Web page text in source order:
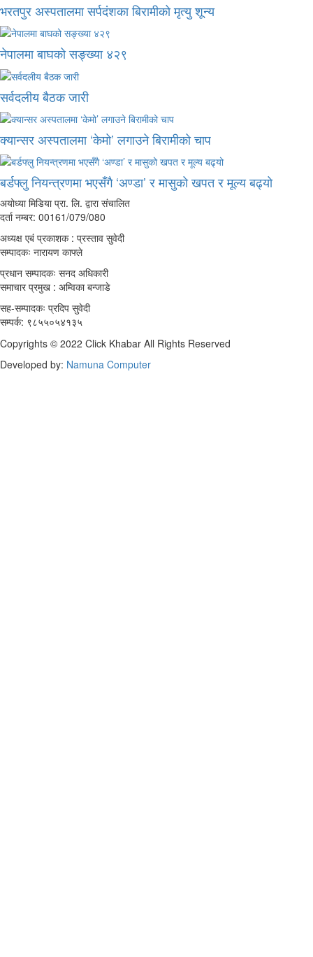
भरतपुर अस्पतालमा सर्पदंशका बिरामीको मृत्यु शून्य
नेपालमा बाघको सङ्ख्या ४२९
सर्वदलीय बैठक जारी
क्यान्सर अस्पतालमा ‘केमो’ लगाउने बिरामीको चाप
बर्डफ्लु नियन्त्रणमा भएसँगै ‘अण्डा’ र मासुको खपत र मूल्य बढ्यो
अयोध्या मिडिया प्रा. लि. द्वारा संचालित
दर्ता नम्बर: 00161/079/080
अध्यक्ष एबं प्रकाशक : प्रस्ताव सुवेदी
सम्पादकः नारायण काफ्ले
प्रधान सम्पादकः सनद अधिकारी
समाचार प्रमुख : अम्विका बन्जाडे
सह-सम्पादकः प्रदिप सुवेदी
सम्पर्क: ९८५५०५४१३५
Copyrights © 2022 Click Khabar All Rights Reserved
Developed by: Namuna Computer